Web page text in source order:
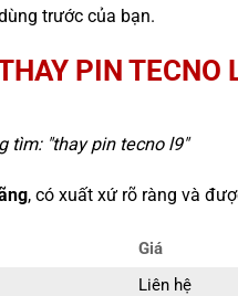
trước của bạn.
PIN TECNO
tìm: "thay pin tecno l9"
, có xuất xứ rõ ràng và
Giá
Liên hệ